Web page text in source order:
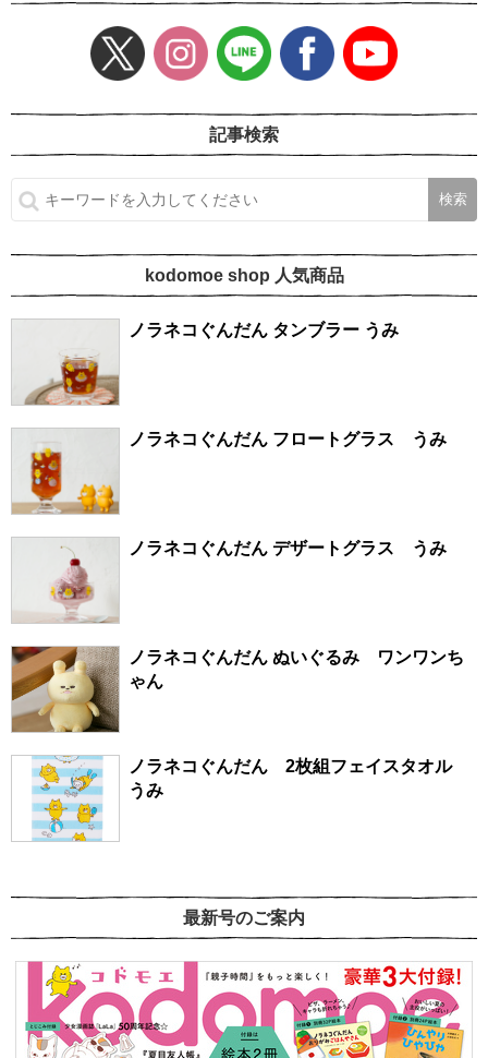
記事検索
kodomoe shop 人気商品
ノラネコぐんだん タンブラー うみ
ノラネコぐんだん フロートグラス うみ
ノラネコぐんだん デザートグラス うみ
ノラネコぐんだん ぬいぐるみ ワンワンち
ゃん
ノラネコぐんだん 2枚組フェイスタオル
うみ
最新号のご案内